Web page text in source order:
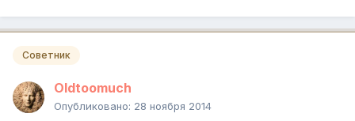
Советник
Oldtoomuch
Опубликовано: 28 ноября 2014